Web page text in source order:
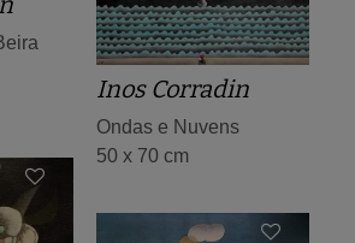
Inos Corradin
Ondas e Nuvens
50 x 70 cm